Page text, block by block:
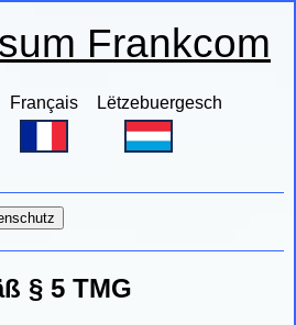
Frankcom
Français Lëtzebuergesch
§ 5 TMG